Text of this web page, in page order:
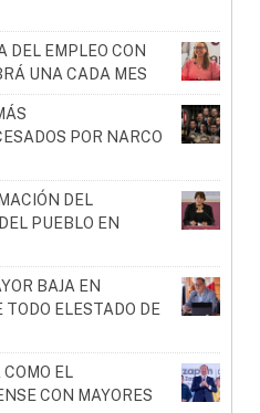
DEL EMPLEO CON
UNA CADA MES
POR NARCO
DEL
PUEBLO EN
BAJA EN
TODO ELESTADO DE
EL
CON MAYORES